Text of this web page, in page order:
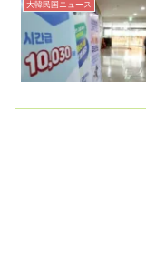
大韓民国ニュース